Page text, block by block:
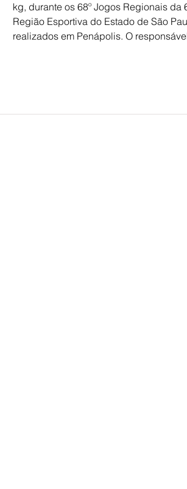
kg, durante os 68º Jogos Regionais da
Região Esportiva do Estado de São
realizados em Penápolis. O